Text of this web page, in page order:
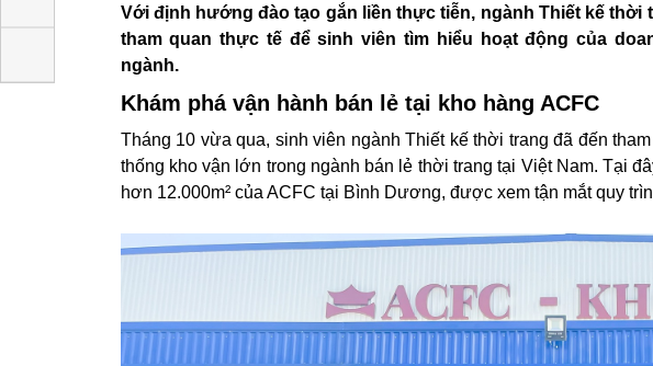
Với định hướng đào tạo gắn liền thực tiễn, ngành Thiết
chuyến tham quan thực tế để sinh viên tìm hiểu hoạt động
trong ngành.
Khám phá vận hành bán lẻ tại kho hàng ACFC
Tháng 10 vừa qua, sinh viên ngành Thiết kế thời trang đã
những hệ thống kho vận lớn trong ngành bán lẻ thời trang
thực tế tại kho hàng hơn 12.000m² của ACFC tại Bình Dương,